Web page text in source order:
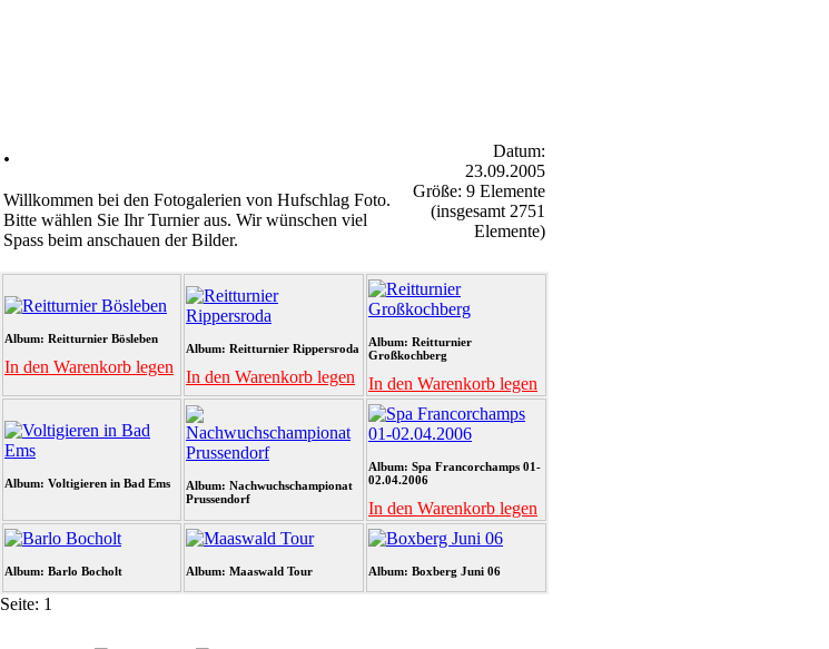
.
Willkommen bei den Fotogalerien von Hufschlag Foto.
Bitte wählen Sie Ihr Turnier aus. Wir wünschen viel
Spass beim anschauen der Bilder.
Datum:
23.09.2005
Größe: 9 Elemente
(insgesamt 2751
Elemente)
Album: Reitturnier Bösleben
In den Warenkorb legen
Album: Reitturnier Rippersroda
In den Warenkorb legen
Album: Reitturnier
Großkochberg
In den Warenkorb legen
Album: Voltigieren in Bad Ems
Album: Nachwuchschampionat
Prussendorf
Album: Spa Francorchamps 01-
02.04.2006
In den Warenkorb legen
Album: Barlo Bocholt Album: Maaswald Tour Album: Boxberg Juni 06
Seite: 1